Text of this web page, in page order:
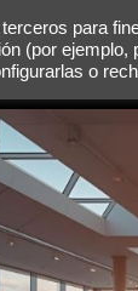
para
(por ejemplo,
o